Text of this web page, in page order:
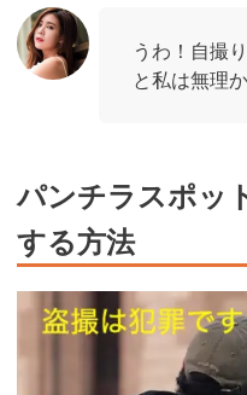
うわ！自撮
と私は無理か
パンチラスポッ
する方法